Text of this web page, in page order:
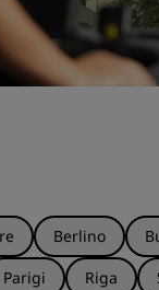
Berlino
Parigi Riga